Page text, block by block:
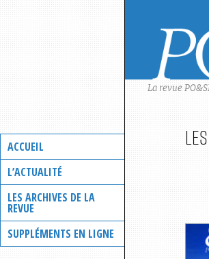
ACCUEIL
L’ACTUALITÉ
LES ARCHIVES DE LA
REVUE
SUPPLÉMENTS EN LIGNE
La revue